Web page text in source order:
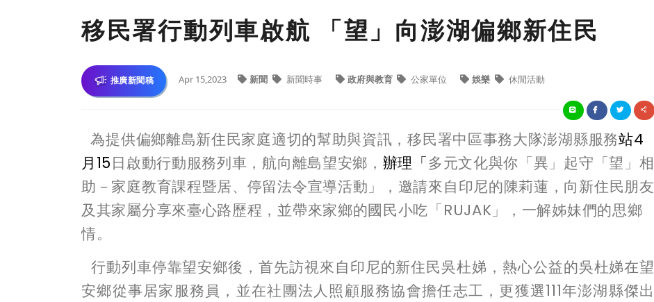
移民署行動列車啟航 「望」向澎湖偏鄉新住民
推廣新聞稿 Apr 15,2023 新聞 新聞時事 政府與教育 公家單位 娛樂 休閒活動
為提供偏鄉離島新住民家庭適切的幫助與資訊，移民署中區事務大隊澎湖縣服務站4
月 15日啟動行動服務列車，航向離島望安鄉， 辦理「多元文化與你「異」起守「望」相
助－家庭教育課程暨居、停留法令宣導活動」，邀請來自印尼的陳莉蓮，向新住民朋友
及其家屬分享來臺心路歷程，並帶來家鄉的國民小吃「RUJAK 」，一解姊妹們的思鄉
情。
行動列車停靠望安鄉後，首先訪視來自印尼的新住民吳杜娣，熱心公益的吳杜娣在望
安鄉從事居家服務員，並在社團法人照顧服務協會擔任志工，更獲選111年澎湖縣傑出